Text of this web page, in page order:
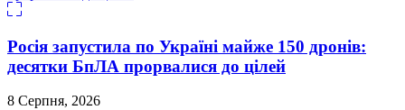
Росія запустила по Україні майже 150 дронів:
десятки БпЛА прорвалися до цілей
8 Серпня, 2026